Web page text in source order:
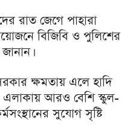
রাত জেগে পাহারা
বিজিবি ও পুলিশের
ক্ষমতায় এলে হাদি
এলাকায় আরও বেশি স্কুল-
সুযোগ সৃষ্টি